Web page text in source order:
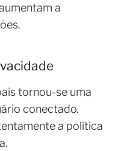
a
tornou-se uma
conectado.
a política